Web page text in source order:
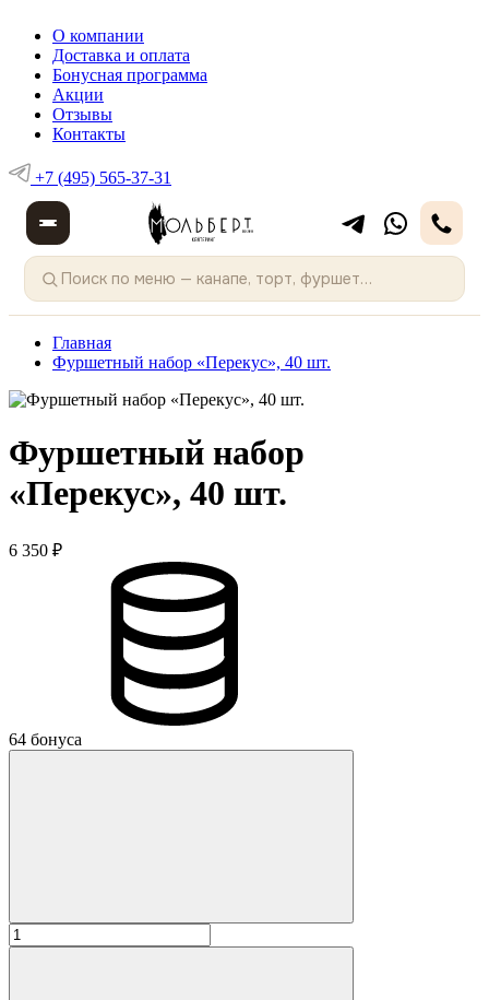
О компании
Доставка и оплата
Бонусная программа
Акции
Отзывы
Контакты
+7 (495) 565-37-31
Главная
Фуршетный набор «Перекус», 40 шт.
Фуршетный набор
«Перекус», 40 шт.
6 350 ₽
64 бонуса